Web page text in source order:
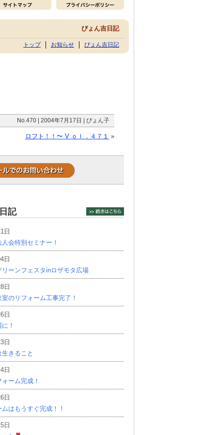
ぴょん吉日記
トップ お知らせ ぴょん吉日記
No.470 | 2004年7月17日 | ぴょん子
ロフト！！〜 V ｏｌ．４７１ »
記
日
会特別セミナー！
日
リーンフェスタinロザモタ広場
日
のリフォーム工事完了！
日
！
日
きること
日
ーム完成！
日
はもうすぐ完成！！
日